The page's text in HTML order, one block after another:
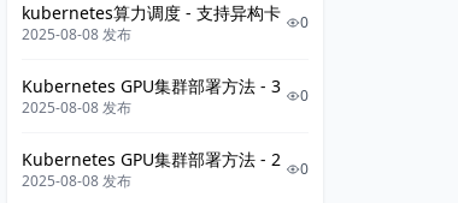
kubernetes算力调度 - 支持异构卡
2025-08-08 发布
0
Kubernetes GPU集群部署方法 - 3
2025-08-08 发布
0
Kubernetes GPU集群部署方法 - 2
2025-08-08 发布
0